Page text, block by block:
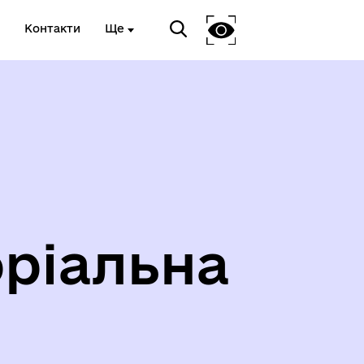
Контакти Ще